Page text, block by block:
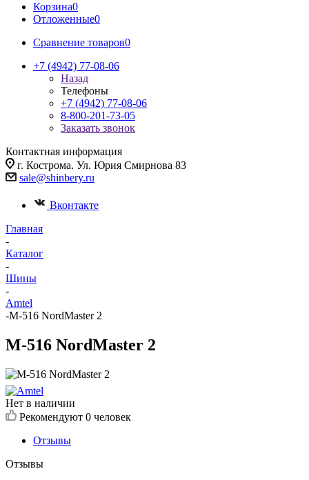
Корзина0
Отложенные0
Сравнение товаров0
+7 (4942) 77-08-06
Назад
Телефоны
+7 (4942) 77-08-06
8-800-201-73-05
Заказать звонок
Контактная информация
г. Кострома. Ул. Юрия Смирнова 83
sale@shinbery.ru
Вконтакте
Главная
-
Каталог
-
Шины
-
Amtel
-M-516 NordMaster 2
M-516 NordMaster 2
Нет в наличии
Рекомендуют 0 человек
Отзывы
Отзывы